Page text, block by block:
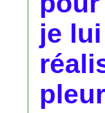
je